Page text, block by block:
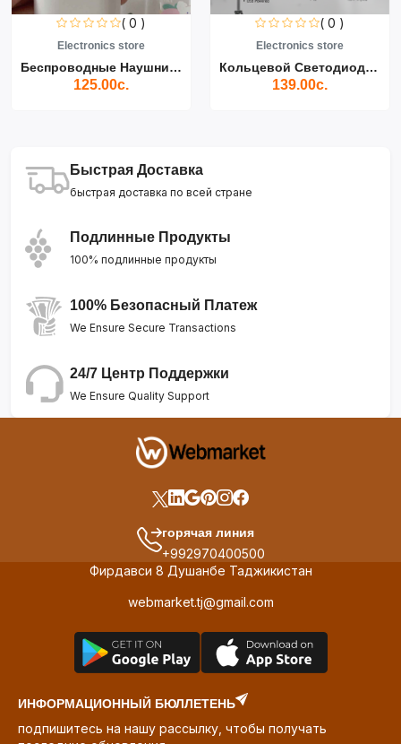
( 0 )
Electronics store
Беспроводные Наушники Air...
125.00с.
( 0 )
Electronics store
Кольцевой Светодиодный Св...
139.00с.
Быстрая Доставка
быстрая доставка по всей стране
Подлинные Продукты
100% подлинные продукты
100% Безопасный Платеж
We Ensure Secure Transactions
24/7 Центр Поддержки
We Ensure Quality Support
горячая линия
+992970400500
Фирдавси 8 Душанбе Таджикистан
webmarket.tj@gmail.com
ИНФОРМАЦИОННЫЙ БЮЛЛЕТЕНЬ
подпишитесь на нашу рассылку, чтобы получать